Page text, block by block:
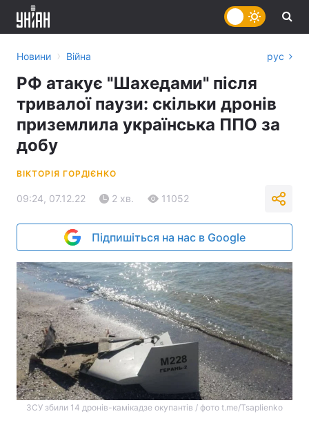
Новини › Війна рус
РФ атакує "Шахедами" після
тривалої паузи: скільки дронів
приземлила українська ППО за
добу
ВІКТОРІЯ ГОРДІЄНКО
09:24, 07.12.22 2 хв. 11052
Підпишіться на нас в Google
ЗСУ збили 14 дронів-камікадзе окупантів / фото t.me/Tsaplienko